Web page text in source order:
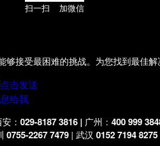
扫一扫 加微信
接受最困难的挑战。为您找到最佳解
： 029-8187 3816 | 广州： 400 999
0755-2267 7479| 武汉 0152 7194 8275